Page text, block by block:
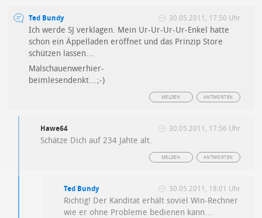
Ted Bundy 30.05.2011, 17:50 Uhr
Ich werde SJ verklagen. Mein Ur-Ur-Ur-Ur-Enkel hatte
schon ein Äppelladen eröffnet und das Prinzip Store
schützen lassen…
Malschauenwerhier-
beimlesendenkt…;-)
ANTWORTEN
MELDEN
Hawe64 30.05.2011, 17:56 Uhr
Schätze Dich auf 234 Jahte alt.
ANTWORTEN
MELDEN
Ted Bundy 30.05.2011, 18:01 Uhr
Richtig! Der Kanditat erhält soviel Win-Rechner
wie er ohne Probleme bedienen kann…